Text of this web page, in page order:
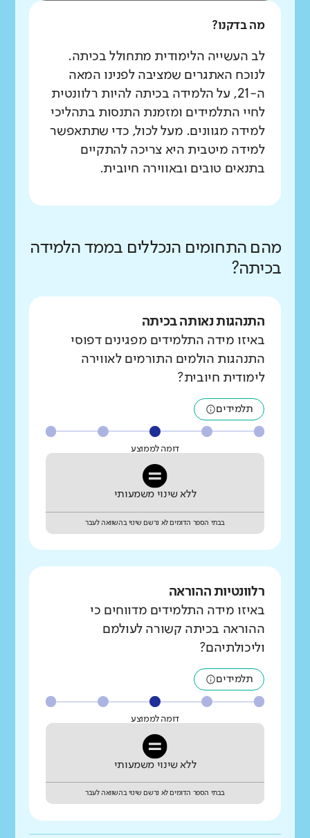
מה בדקנו?
לב העשייה הלימודית מתחולל בכיתה.
לנוכח האתגרים שמציבה לפנינו המאה
ה-21, על הלמידה בכיתה להיות רלוונטית
לחיי התלמידים ומזמנת התנסות בתהליכי
למידה מגוונים. מעל לכול, כדי שתתאפשר
למידה מיטבית היא צריכה להתקיים
בתנאים טובים ובאווירה חיובית.
מהם התחומים הנכללים בממד הלמידה
בכיתה?
התנהגות נאותה בכיתה
באיזו מידה התלמידים מפגינים דפוסי
התנהגות הולמים התורמים לאווירה
לימודית חיובית?
תלמידים
דומה לממוצע
ללא שינוי משמעותי
בבתי הספר הדומים לא נרשם שינוי בהשוואה לעבר
רלוונטיות ההוראה
באיזו מידה התלמידים מדווחים כי
ההוראה בכיתה קשורה לעולמם
וליכולתיהם?
תלמידים
דומה לממוצע
ללא שינוי משמעותי
בבתי הספר הדומים לא נרשם שינוי בהשוואה לעבר